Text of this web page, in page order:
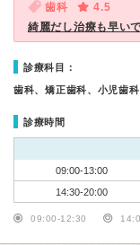
歯科
4.5
綺麗だし治療も早い
診療科目：
歯科、矯正歯科、小児歯
診療時間
09:00-13:00
14:30-20:00
09:00-12:30